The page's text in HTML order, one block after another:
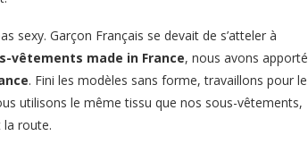
sexy. Garçon Français se devait de s’atteler à
vêtements made in France, nous avons apporté
. Fini les modèles sans forme, travaillons pour le
utilisons le même tissu que nos sous-vêtements,
route.